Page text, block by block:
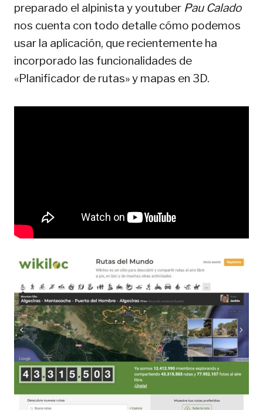
preparado el alpinista y youtuber Pau Calado
nos cuenta con todo detalle cómo podemos
usar la aplicación, que recientemente ha
incorporado las funcionalidades de
«Planificador de rutas» y mapas en 3D.